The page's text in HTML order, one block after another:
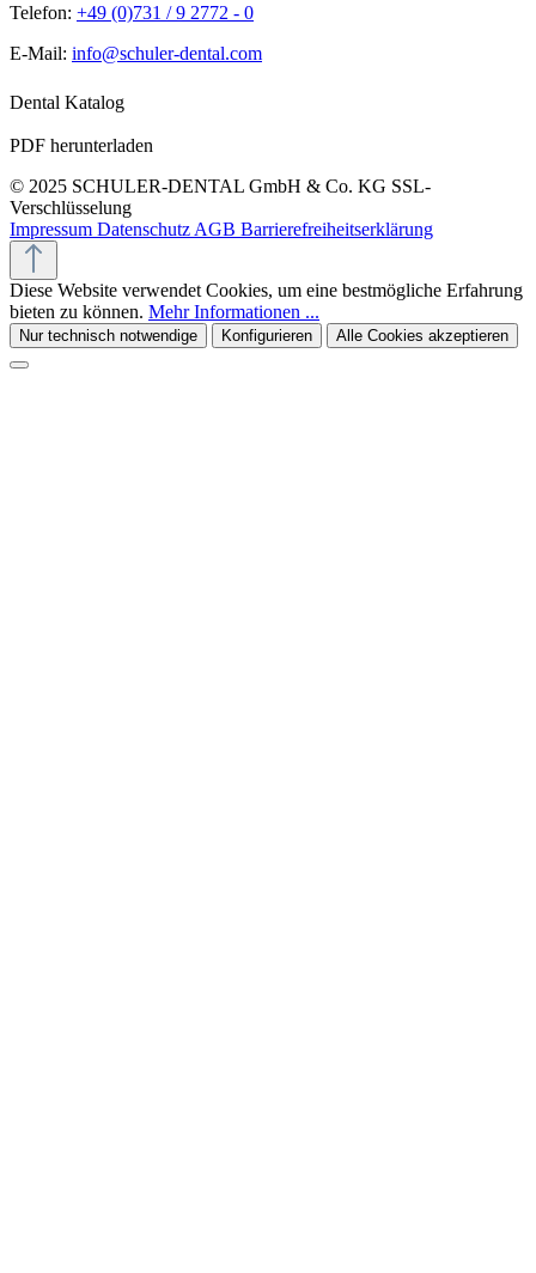
Telefon: +49 (0)731 / 9 2772 - 0
E-Mail: info@schuler-dental.com
Dental Katalog
PDF herunterladen
© 2025 SCHULER-DENTAL GmbH & Co. KG SSL-
Verschlüsselung
Impressum Datenschutz AGB Barrierefreiheitserklärung
Diese Website verwendet Cookies, um eine bestmögliche Erfahrung
bieten zu können. Mehr Informationen ...
Nur technisch notwendige Konfigurieren Alle Cookies akzeptieren